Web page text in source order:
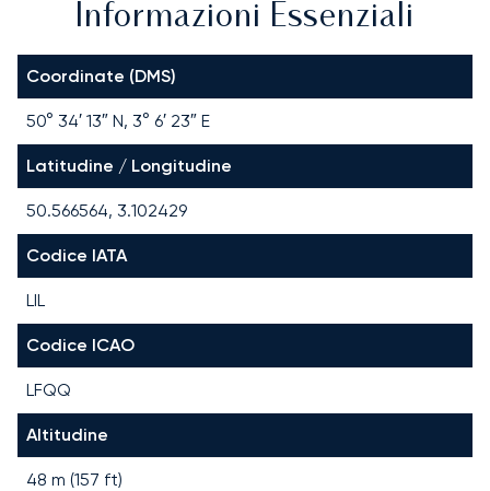
Informazioni Essenziali
Coordinate (DMS)
50° 34′ 13″ N, 3° 6′ 23″ E
Latitudine / Longitudine
50.566564, 3.102429
Codice IATA
LIL
Codice ICAO
LFQQ
Altitudine
48 m (157 ft)